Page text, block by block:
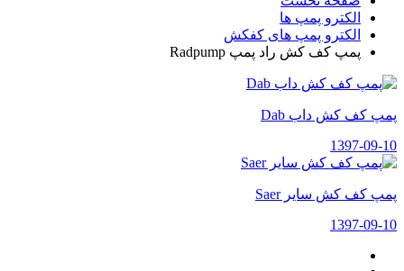
الکترو پمپ ها
الکترو پمپ های کفکش
پمپ کف کش راد پمپ Radpump
پمپ کف کش داب Dab
1397-09-10
پمپ کف کش سایر Saer
1397-09-10